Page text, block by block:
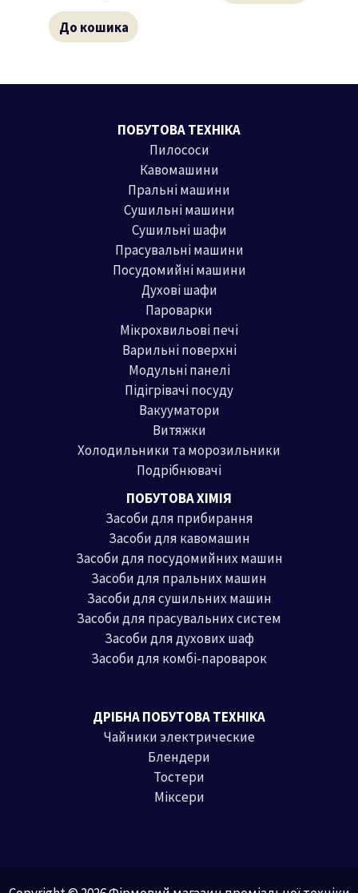
До кошика
ПОБУТОВА ТЕХНІКА
Пилососи
Кавомашини
Пральні машини
Сушильні машини
Сушильні шафи
Прасувальні машини
Посудомийні машини
Духові шафи
Пароварки
Мікрохвильові печі
Варильні поверхні
Модульні панелі
Підігрівачі посуду
Вакууматори
Витяжки
Холодильники та морозильники
Подрібнювачі
ПОБУТОВА ХІМІЯ
Засоби для прибирання
Засоби для кавомашин
Засоби для посудомийних машин
Засоби для пральних машин
Засоби для сушильних машин
Засоби для прасувальних систем
Засоби для духових шаф
Засоби для комбі-пароварок
ДРІБНА ПОБУТОВА ТЕХНІКА
Чайники электрические
Блендери
Тостери
Міксери